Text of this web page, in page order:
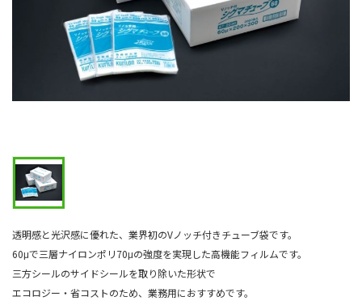
透明感と光沢感に優れた、業界初のVノッチ付きチューブ袋です。
60μで三層ナイロンポリ70μの強度を実現した高機能フィルムです。
三方シールのサイドシールを取り除いた形状で
エコロジー・省コストのため、業務用におすすめです。